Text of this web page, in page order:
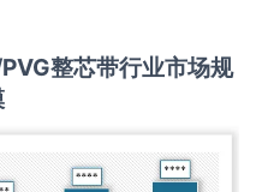
整芯带行业市场规